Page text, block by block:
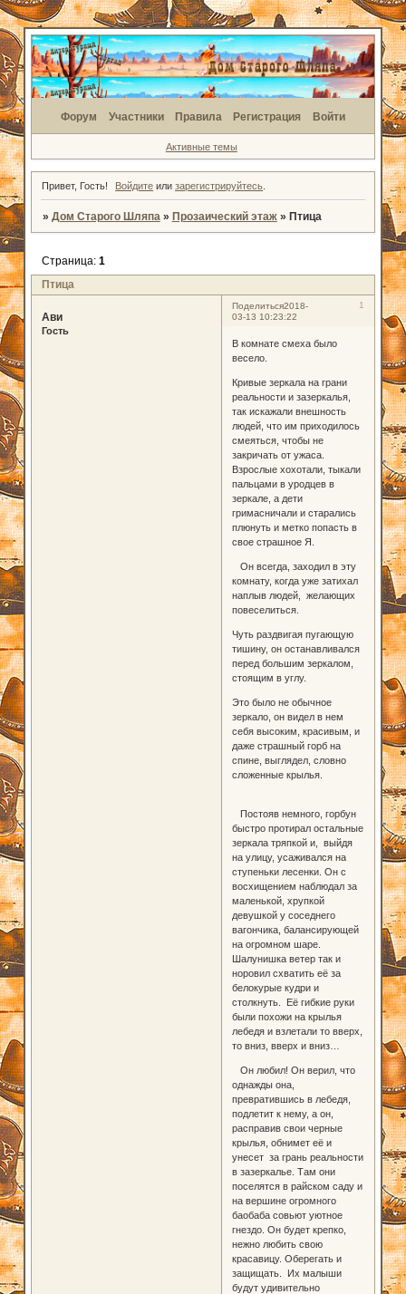
Форум Участники Правила Регистрация Войти
Активные темы
Привет, Гость! Войдите илизарегистрируйтесь
» Дом Старого Шляпа » Прозаический этаж » Птица
Птица
Страница: 1
Поделиться 1
2018-
03-13 10:23:22
Ави
Гость
В комнате смеха было
весело.
Кривые зеркала на грани
реальности и зазеркалья,
так искажали внешность
людей, что им приходилось
смеяться, чтобы не
закричать от ужаса.
Взрослые хохотали, тыкали
пальцами в уродцев в
зеркале, а дети
гримасничали и старались
плюнуть и метко попасть в
свое страшное Я.
Он всегда, заходил в эту
комнату, когда уже затихал
наплыв людей, желающих
повеселиться.
Чуть раздвигая пугающую
тишину, он останавливался
перед большим зеркалом,
стоящим в углу.
Это было не обычное
зеркало, он видел в нем
себя высоким, красивым, и
даже страшный горб на
спине, выглядел, словно
сложенные крылья.
Постояв немного, горбун
быстро протирал остальные
зеркала тряпкой и, выйдя
на улицу, усаживался на
ступеньки лесенки. Он с
восхищением наблюдал за
маленькой, хрупкой
девушкой у соседнего
вагончика, балансирующей
на огромном шаре.
Шалунишка ветер так и
норовил схватить её за
белокурые кудри и
столкнуть. Её гибкие руки
были похожи на крылья
лебедя и взлетали то вверх,
то вниз, вверх и вниз…
Он любил! Он верил, что
однажды она,
превратившись в лебедя,
подлетит к нему, а он,
расправив свои черные
крылья, обнимет её и
унесет за грань реальности
в зазеркалье. Там они
поселятся в райском саду и
на вершине огромного
баобаба совьют уютное
гнездо. Он будет крепко,
нежно любить свою
красавицу. Оберегать и
защищать. Их малыши
будут удивительно